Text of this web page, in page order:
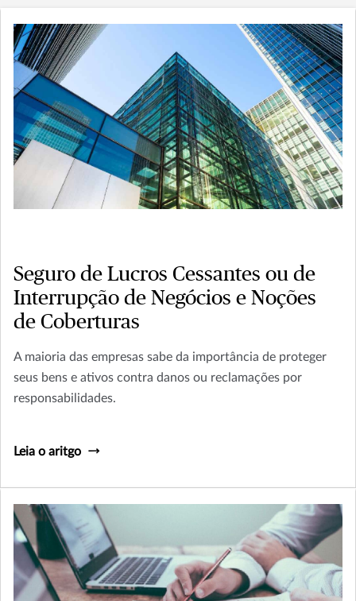
Seguro de Lucros Cessantes ou de
Interrupção de Negócios e Noções
de Coberturas
A maioria das empresas sabe da importância de proteger
seus bens e ativos contra danos ou reclamações por
responsabilidades.
Leia o aritgo